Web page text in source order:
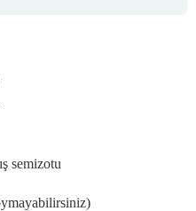
semizotu